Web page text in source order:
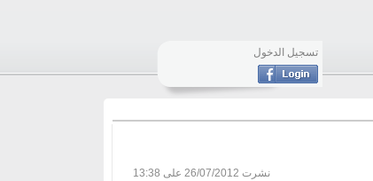
تسجيل الدخول
نشرت 26/07/2012 على 13:38